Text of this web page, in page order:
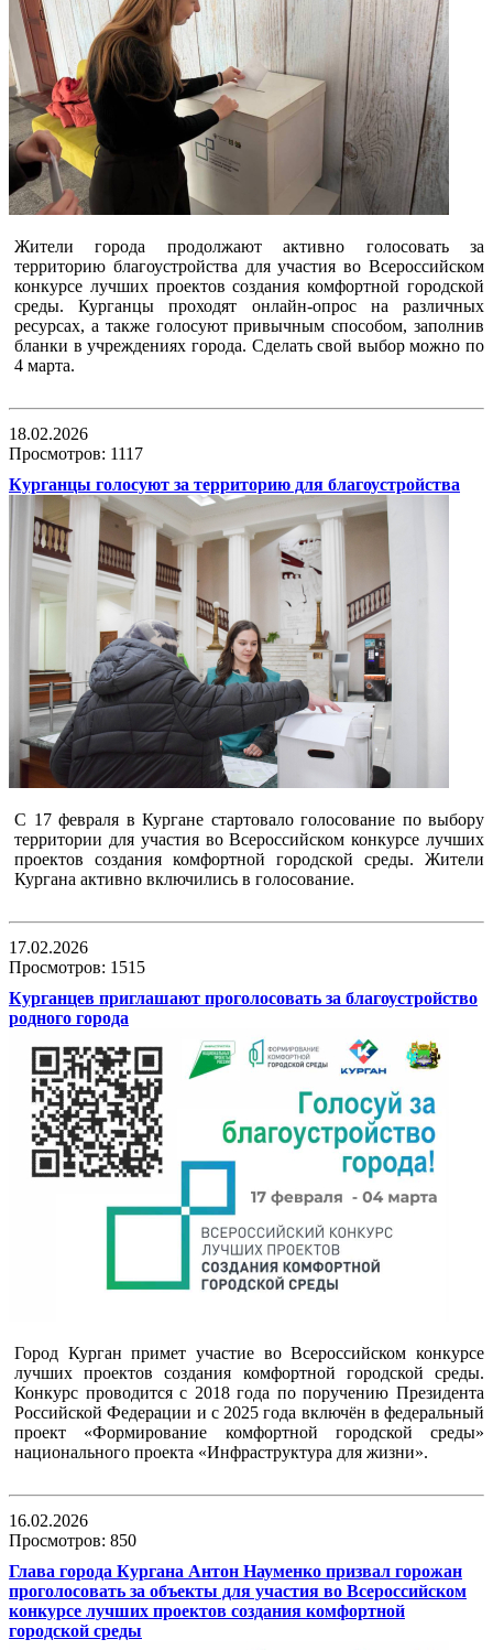
Жители города продолжают активно голосовать за
территорию благоустройства для участия во Всероссийском
конкурсе лучших проектов создания комфортной городской
среды. Курганцы проходят онлайн-опрос на различных
ресурсах, а также голосуют привычным способом, заполнив
бланки в учреждениях города. Сделать свой выбор можно по
4 марта.
18.02.2026
Просмотров: 1117
Курганцы голосуют за территорию для благоустройства
С 17 февраля в Кургане стартовало голосование по выбору
территории для участия во Всероссийском конкурсе лучших
проектов создания комфортной городской среды. Жители
Кургана активно включились в голосование.
17.02.2026
Просмотров: 1515
Курганцев приглашают проголосовать за благоустройство
родного города
Город Курган примет участие во Всероссийском конкурсе
лучших проектов создания комфортной городской среды.
Конкурс проводится с 2018 года по поручению Президента
Российской Федерации и с 2025 года включён в федеральный
проект «Формирование комфортной городской среды»
национального проекта «Инфраструктура для жизни».
16.02.2026
Просмотров: 850
Глава города Кургана Антон Науменко призвал горожан
проголосовать за объекты для участия во Всероссийском
конкурсе лучших проектов создания комфортной
городской среды